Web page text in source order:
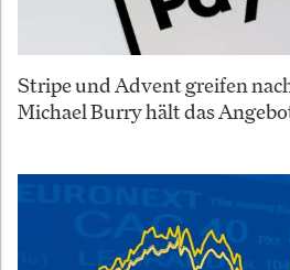
Stripe und Advent greifen
Michael Burry hält das